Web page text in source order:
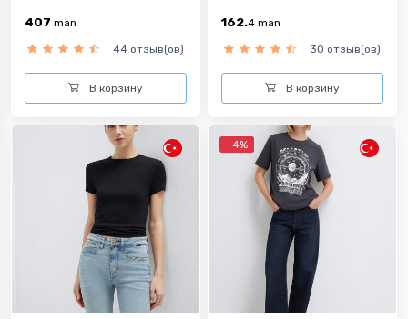
407 man
44 отзыв(ов)
В корзину
162.4 man
30 отзыв(ов)
В корзину
-4%